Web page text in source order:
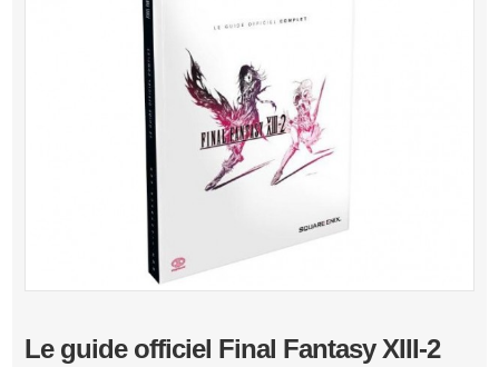
Le guide officiel Final Fantasy XIII-2